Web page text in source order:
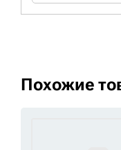
Похожие